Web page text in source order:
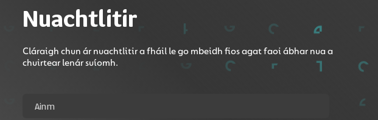
Nuachtlitir
Cláraigh chun ár nuachtlitir a fháil le go mbeidh fios agat faoi ábhar nua a
chuirtear lenár suíomh.